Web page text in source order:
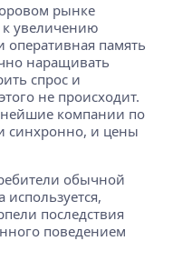
рынке
увеличению
оперативная память
наращивать
спрос и
не происходит.
компании по
синхронно, и цены
обычной
используется,
последствия
поведением